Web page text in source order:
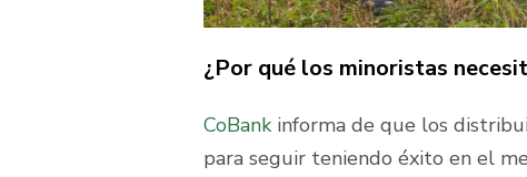
¿Por qué los minoristas
CoBankinforma de que los
para seguir teniendo éxito en el